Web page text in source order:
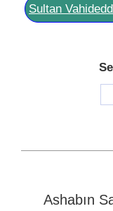
Sultan
Ashabın